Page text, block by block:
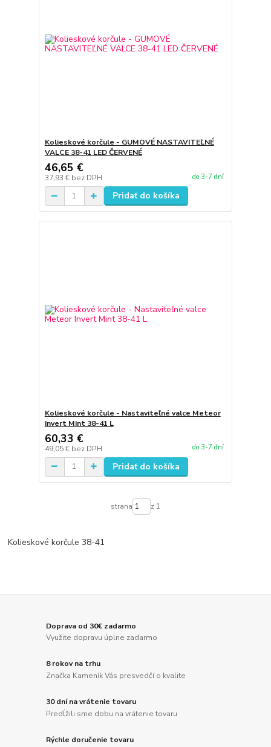
Kolieskové korčule - GUMOVÉ NASTAVITEĽNÉ
VALCE 38-41 LED ČERVENÉ
46,65 €
37,93 € bez DPH do 3-7 dní
Pridať do košíka
Kolieskové korčule - Nastaviteľné valce Meteor
Invert Mint 38-41 L
60,33 €
49,05 € bez DPH do 3-7 dní
Pridať do košíka
strana z 1
Kolieskové korčule 38-41
Doprava od 30€ zadarmo
Využite dopravu úplne zadarmo
8 rokov na trhu
Značka Kameník Vás presvedčí o kvalite
30 dní na vrátenie tovaru
Predĺžili sme dobu na vrátenie tovaru
Rýchle doručenie tovaru